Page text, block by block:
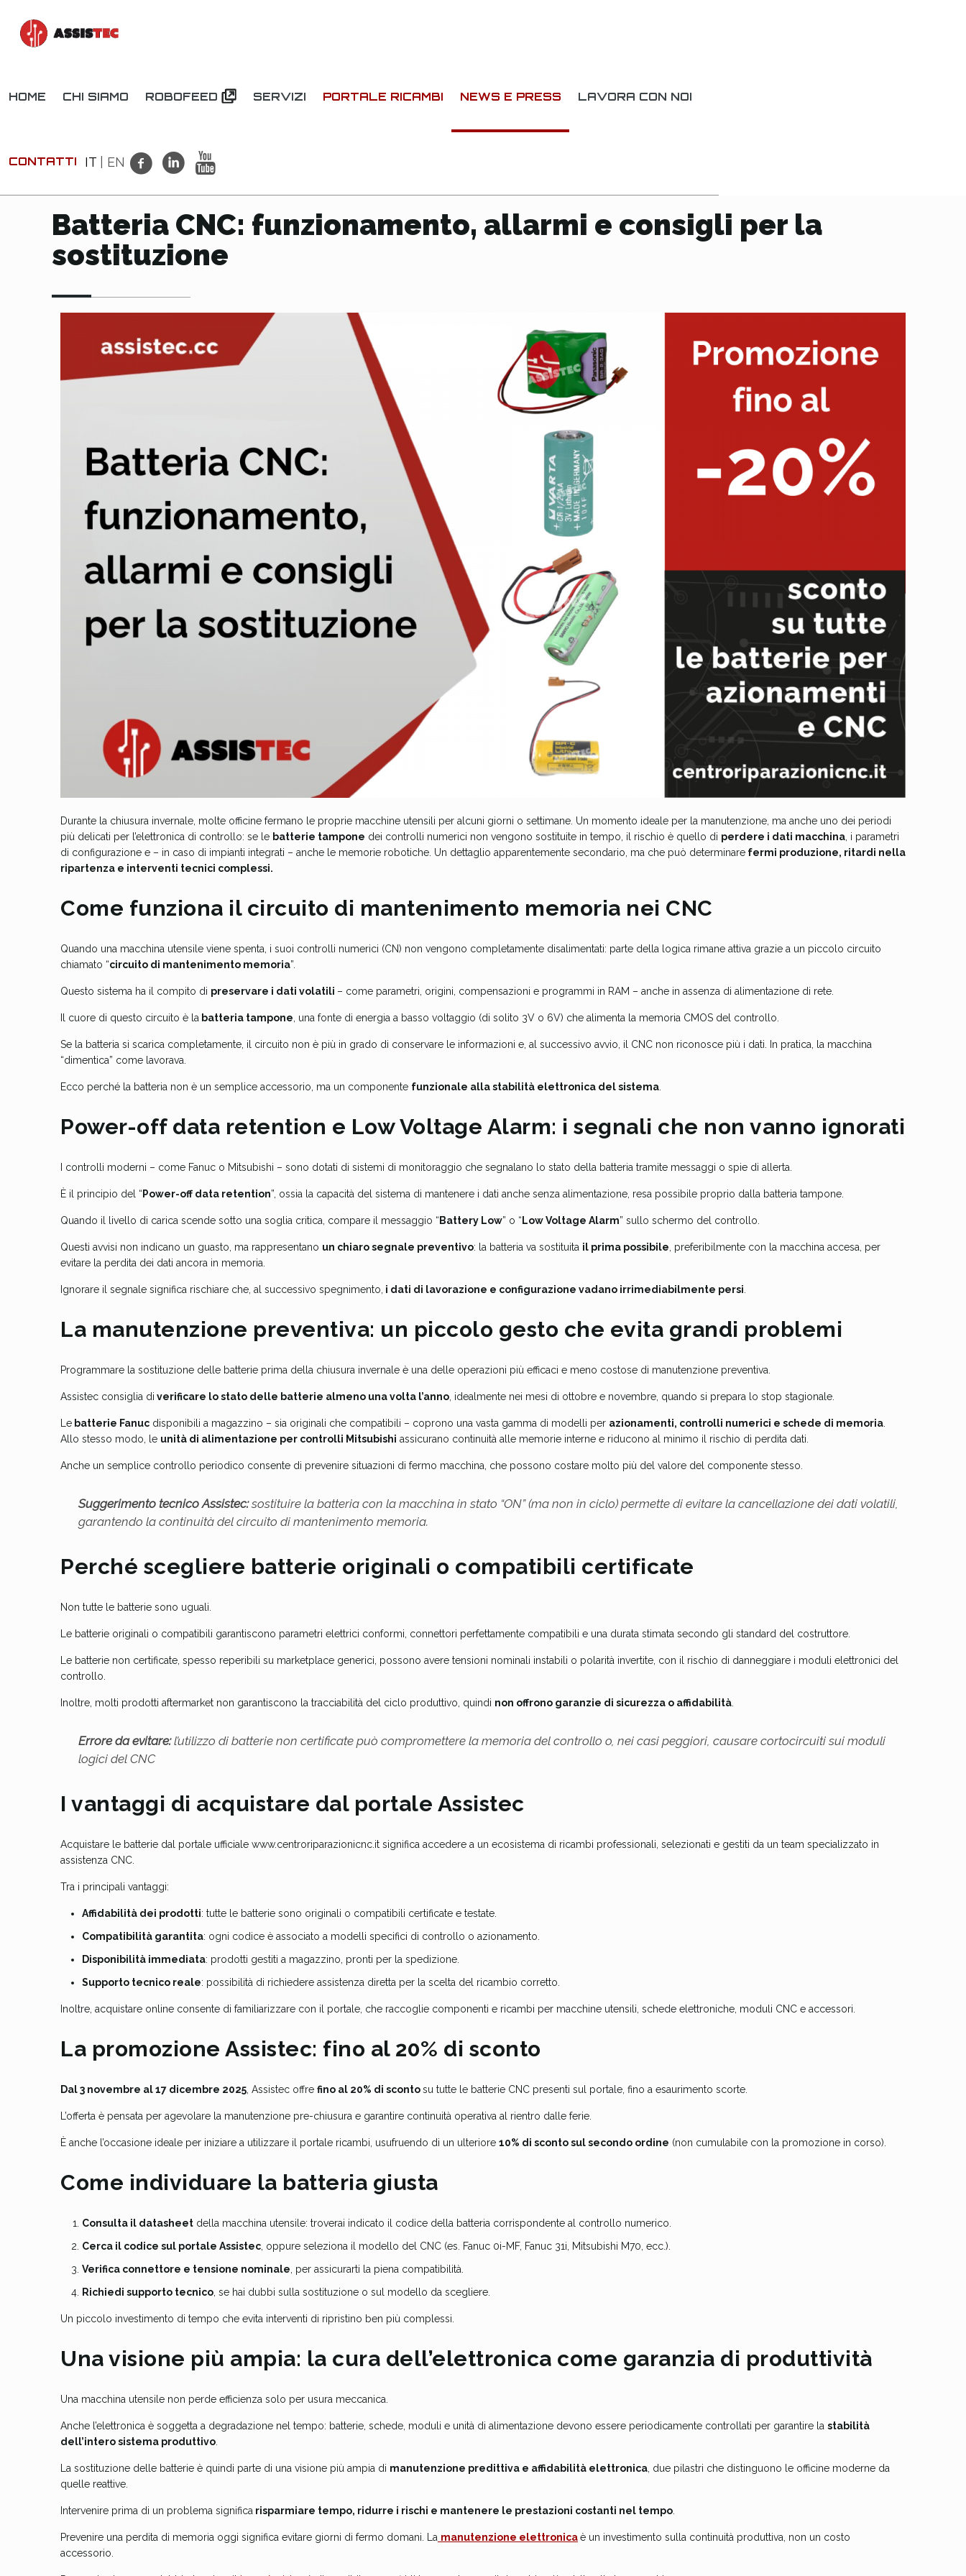
HOME CHI SIAMO ROBOFEED SERVIZI PORTALE RICAMBI NEWS E PRESS LAVORA CON NOI
CONTATTI IT EN
Batteria CNC: funzionamento, allarmi e consigli per la
sostituzione
Durante la chiusura invernale, molte officine fermano le proprie macchine utensili per alcuni giorni o settimane. Un momento ideale per la manutenzione, ma anche uno dei periodi
più delicati per l’elettronica di controllo: se le batterie tampone dei controlli numerici non vengono sostituite in tempo, il rischio è quello di perdere i dati macchina , i parametri
di configurazione e – in caso di impianti integrati – anche le memorie robotiche. Un dettaglio apparentemente secondario, ma che può determinare fermi produzione, ritardi nella
ripartenza e interventi tecnici complessi.
Come funziona il circuito di mantenimento memoria nei CNC
Quando una macchina utensile viene spenta, i suoi controlli numerici (CN) non vengono completamente disalimentati: parte della logica rimane attiva grazie a un piccolo circuito
chiamato “circuito di mantenimento memoria”.
Questo sistema ha il compito di preservare i dati volatili – come parametri, origini, compensazioni e programmi in RAM – anche in assenza di alimentazione di rete.
Il cuore di questo circuito è la batteria tampone , una fonte di energia a basso voltaggio (di solito 3V o 6V) che alimenta la memoria CMOS del controllo.
Se la batteria si scarica completamente, il circuito non è più in grado di conservare le informazioni e, al successivo avvio, il CNC non riconosce più i dati. In pratica, la macchina
“dimentica” come lavorava.
Ecco perché la batteria non è un semplice accessorio, ma un componente funzionale alla stabilità elettronica del sistema
Power-off data retention e Low Voltage Alarm: i segnali che non vanno ignorati
I controlli moderni – come Fanuc o Mitsubishi – sono dotati di sistemi di monitoraggio che segnalano lo stato della batteria tramite messaggi o spie di allerta.
È il principio del “ Power-off data retention”, ossia la capacità del sistema di mantenere i dati anche senza alimentazione, resa possibile proprio dalla batteria tampone.
Quando il livello di carica scende sotto una soglia critica, compare il messaggio “ Battery Low” o “ Low Voltage Alarm” sullo schermo del controllo.
Questi avvisi non indicano un guasto, ma rappresentano un chiaro segnale preventivo: la batteria va sostituita il prima possibile , preferibilmente con la macchina accesa, per
evitare la perdita dei dati ancora in memoria.
Ignorare il segnale significa rischiare che, al successivo spegnimento, i dati di lavorazione e configurazione vadano irrimediabilmente persi
La manutenzione preventiva: un piccolo gesto che evita grandi problemi
Programmare la sostituzione delle batterie prima della chiusura invernale è una delle operazioni più efficaci e meno costose di manutenzione preventiva.
Assistec consiglia di verificare lo stato delle batterie almeno una volta l’anno , idealmente nei mesi di ottobre e novembre, quando si prepara lo stop stagionale.
Le batterie Fanuc disponibili a magazzino – sia originali che compatibili – coprono una vasta gamma di modelli per azionamenti, controlli numerici e schede di memoria
Allo stesso modo, le unità di alimentazione per controlli Mitsubishi assicurano continuità alle memorie interne e riducono al minimo il rischio di perdita dati.
Anche un semplice controllo periodico consente di prevenire situazioni di fermo macchina, che possono costare molto più del valore del componente stesso.
Suggerimento tecnico Assistec:sostituire la batteria con la macchina in stato “ON” (ma non in ciclo) permette di evitare la cancellazione dei dati volatili,
garantendo la continuità del circuito di mantenimento memoria.
Perché scegliere batterie originali o compatibili certificate
Non tutte le batterie sono uguali.
Le batterie originali o compatibili garantiscono parametri elettrici conformi, connettori perfettamente compatibili e una durata stimata secondo gli standard del costruttore.
Le batterie non certificate, spesso reperibili su marketplace generici, possono avere tensioni nominali instabili o polarità invertite, con il rischio di danneggiare i moduli elettronici del
controllo.
Inoltre, molti prodotti aftermarket non garantiscono la tracciabilità del ciclo produttivo, quindi non offrono garanzie di sicurezza o affidabilità
Errore da evitare:l’utilizzo di batterie non certificate può compromettere la memoria del controllo o, nei casi peggiori, causare cortocircuiti sui moduli
logici del CNC
I vantaggi di acquistare dal portale Assistec
Acquistare le batterie dal portale ufficiale www.centroriparazionicnc.it significa accedere a un ecosistema di ricambi professionali, selezionati e gestiti da un team specializzato in
assistenza CNC.
Tra i principali vantaggi:
Affidabilità dei prodotti: tutte le batterie sono originali o compatibili certificate e testate.
Compatibilità garantita: ogni codice è associato a modelli specifici di controllo o azionamento.
Disponibilità immediata: prodotti gestiti a magazzino, pronti per la spedizione.
Supporto tecnico reale: possibilità di richiedere assistenza diretta per la scelta del ricambio corretto.
Inoltre, acquistare online consente di familiarizzare con il portale, che raccoglie componenti e ricambi per macchine utensili, schede elettroniche, moduli CNC e accessori.
La promozione Assistec: fino al 20% di sconto
Dal 3 novembre al 17 dicembre 2025 , Assistec offre fino al 20% di scontosu tutte le batterie CNC presenti sul portale, fino a esaurimento scorte.
L’offerta è pensata per agevolare la manutenzione pre-chiusura e garantire continuità operativa al rientro dalle ferie.
È anche l’occasione ideale per iniziare a utilizzare il portale ricambi, usufruendo di un ulteriore 10% di sconto sul secondo ordine (non cumulabile con la promozione in corso).
Come individuare la batteria giusta
Consulta il datasheet della macchina utensile: troverai indicato il codice della batteria corrispondente al controllo numerico.
Cerca il codice sul portale Assistec , oppure seleziona il modello del CNC (es. Fanuc 0i-MF, Fanuc 31i, Mitsubishi M70, ecc.).
Verifica connettore e tensione nominale , per assicurarti la piena compatibilità.
Richiedi supporto tecnico , se hai dubbi sulla sostituzione o sul modello da scegliere.
Un piccolo investimento di tempo che evita interventi di ripristino ben più complessi.
Una visione più ampia: la cura dell’elettronica come garanzia di produttività
Una macchina utensile non perde efficienza solo per usura meccanica.
Anche l’elettronica è soggetta a degradazione nel tempo: batterie, schede, moduli e unità di alimentazione devono essere periodicamente controllati per garantire la stabilità
dell’intero sistema produttivo
La sostituzione delle batterie è quindi parte di una visione più ampia di manutenzione predittiva e affidabilità elettronica , due pilastri che distinguono le officine moderne da
quelle reattive.
Intervenire prima di un problema significa risparmiare tempo, ridurre i rischi e mantenere le prestazioni costanti nel tempo
Prevenire una perdita di memoria oggi significa evitare giorni di fermo domani. La manutenzione elettronicaè un investimento sulla continuità produttiva, non un costo
accessorio.